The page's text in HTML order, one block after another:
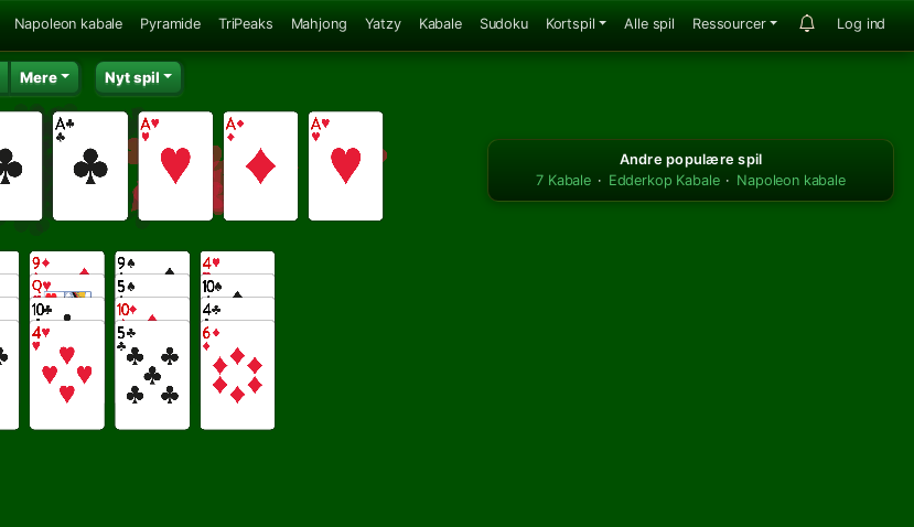
Napoleon kabale Pyramide TriPeaks Mahjong Yatzy Kabale Sudoku Kortspil Alle spil Ressourcer Log ind
Mere Nyt spil
Andre populære spil
7 Kabale · Edderkop Kabale · Napoleon kabale